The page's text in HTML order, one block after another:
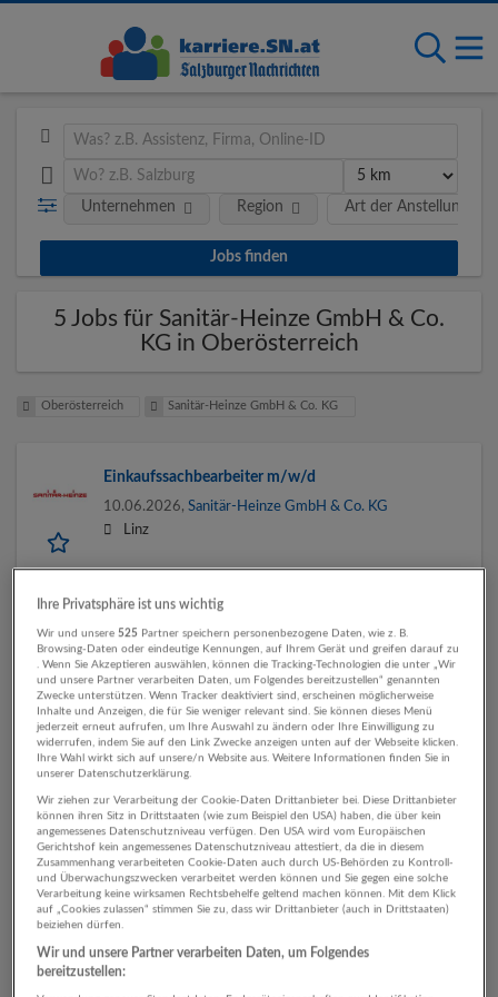
Art der Anstellung
Unternehmen Region
5 Jobs für Sanitär-Heinze GmbH & Co.
KG in Oberösterreich
Oberösterreich Sanitär-Heinze GmbH & Co. KG
Einkaufssachbearbeiter m/w/d
10.06.2026, Sanitär-Heinze GmbH & Co. KG
Linz
Innendienstmitarbeiter m/w/d Verkauf
12.05.2026,Sanitär-Heinze GmbH & Co. KG
Linz
Teamleiter Lager m/w/d
Linz
Lagermitarbeiter m/w/d
19.12.2025,
Linz
Ihre Privatsphäre ist uns wichtig
Wir und unsere525 Partner speichern personenbezogene Daten, wie z. B.
Browsing-Daten oder eindeutige Kennungen, auf Ihrem Gerät und greifen darauf zu
. Wenn Sie Akzeptieren auswählen, können die Tracking-Technologien die unter „Wir
und unsere Partner verarbeiten Daten, um Folgendes bereitzustellen“ genannten
Zwecke unterstützen. Wenn Tracker deaktiviert sind, erscheinen möglicherweise
Inhalte und Anzeigen, die für Sie weniger relevant sind. Sie können dieses Menü
jederzeit erneut aufrufen, um Ihre Auswahl zu ändern oder Ihre Einwilligung zu
widerrufen, indem Sie auf den Link Zwecke anzeigen unten auf der Webseite klicken.
Ihre Wahl wirkt sich auf unsere/n Website aus. Weitere Informationen finden Sie in
unserer Datenschutzerklärung.
Wir ziehen zur Verarbeitung der Cookie-Daten Drittanbieter bei. Diese Drittanbieter
können ihren Sitz in Drittstaaten (wie zum Beispiel den USA) haben, die über kein
angemessenes Datenschutzniveau verfügen. Den USA wird vom Europäischen
Gerichtshof kein angemessenes Datenschutzniveau attestiert, da die in diesem
Zusammenhang verarbeiteten Cookie-Daten auch durch US-Behörden zu Kontroll-
und Überwachungszwecken verarbeitet werden können und Sie gegen eine solche
Verarbeitung keine wirksamen Rechtsbehelfe geltend machen können. Mit dem Klick
auf „Cookies zulassen“ stimmen Sie zu, dass wir Drittanbieter (auch in Drittstaaten)
beiziehen dürfen.
Wir und unsere Partner verarbeiten Daten, um Folgendes
bereitzustellen: